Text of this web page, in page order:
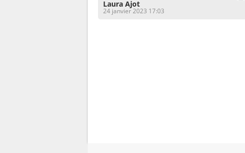
Laura Ajot
24 janvier 2023 17:03